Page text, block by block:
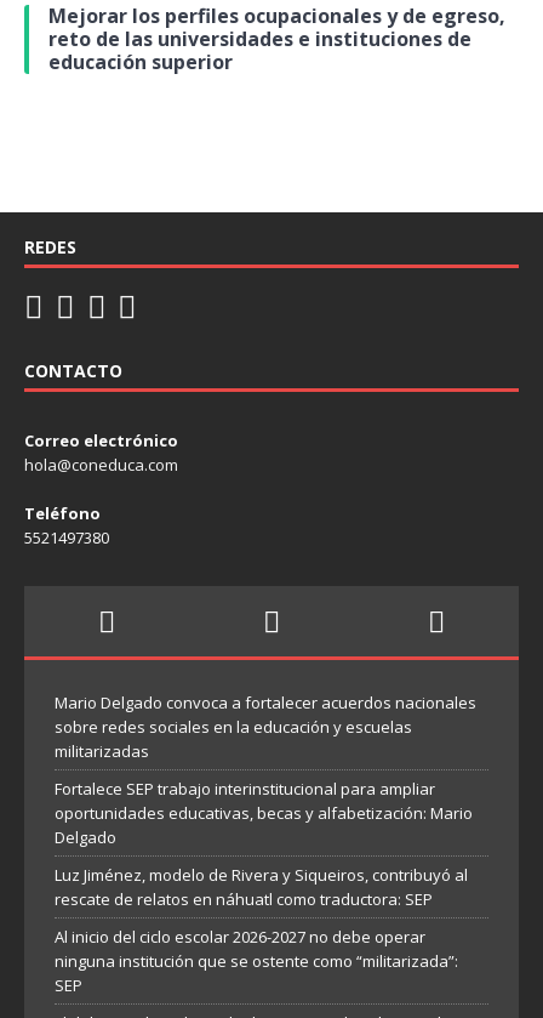
Mejorar los perfiles ocupacionales y de egreso,
reto de las universidades e instituciones de
educación superior
REDES
CONTACTO
Correo electrónico
hola@coneduca.com
Teléfono
5521497380
Mario Delgado convoca a fortalecer acuerdos nacionales
sobre redes sociales en la educación y escuelas
militarizadas
Fortalece SEP trabajo interinstitucional para ampliar
oportunidades educativas, becas y alfabetización: Mario
Delgado
Luz Jiménez, modelo de Rivera y Siqueiros, contribuyó al
rescate de relatos en náhuatl como traductora: SEP
Al inicio del ciclo escolar 2026-2027 no debe operar
ninguna institución que se ostente como “militarizada”:
SEP